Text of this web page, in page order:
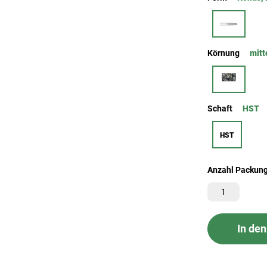
Körnung
Schaft HST
HST
Anzahl
In